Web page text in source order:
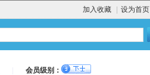
加入收藏 设为首页
会员级别：